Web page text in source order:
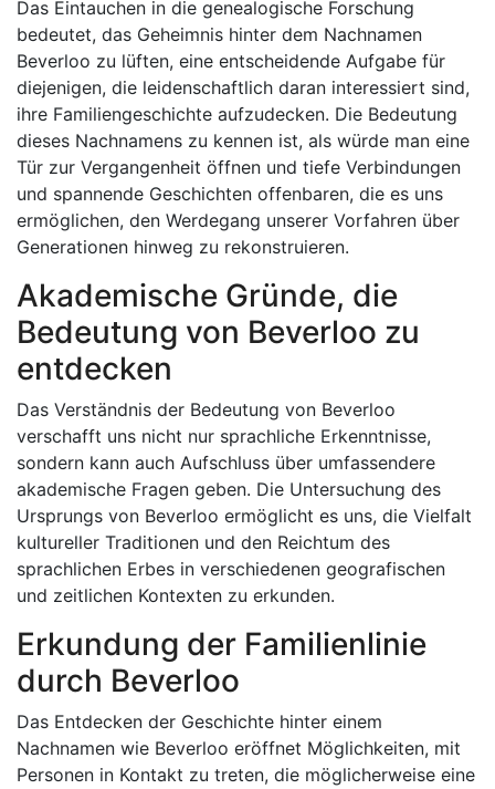
Das Eintauchen in die genealogische Forschung
bedeutet, das Geheimnis hinter dem Nachnamen
Beverloo zu lüften, eine entscheidende Aufgabe für
diejenigen, die leidenschaftlich daran interessiert sind,
ihre Familiengeschichte aufzudecken. Die Bedeutung
dieses Nachnamens zu kennen ist, als würde man eine
Tür zur Vergangenheit öffnen und tiefe Verbindungen
und spannende Geschichten offenbaren, die es uns
ermöglichen, den Werdegang unserer Vorfahren über
Generationen hinweg zu rekonstruieren.
Akademische Gründe, die
Bedeutung von Beverloo zu
entdecken
Das Verständnis der Bedeutung von Beverloo
verschafft uns nicht nur sprachliche Erkenntnisse,
sondern kann auch Aufschluss über umfassendere
akademische Fragen geben. Die Untersuchung des
Ursprungs von Beverloo ermöglicht es uns, die Vielfalt
kultureller Traditionen und den Reichtum des
sprachlichen Erbes in verschiedenen geografischen
und zeitlichen Kontexten zu erkunden.
Erkundung der Familienlinie
durch Beverloo
Das Entdecken der Geschichte hinter einem
Nachnamen wie Beverloo eröffnet Möglichkeiten, mit
Personen in Kontakt zu treten, die möglicherweise eine